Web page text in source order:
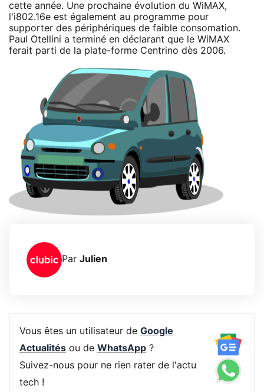
cette année. Une prochaine évolution du WiMAX,
l'i802.16e est également au programme pour
supporter des périphériques de faible consomation.
Paul Otellini a terminé en déclarant que le WiMAX
ferait parti de la plate-forme Centrino dès 2006.
Par Julien
Vous êtes un utilisateur de Google
Actualitésou de WhatsApp?
Suivez-nous pour ne rien rater de l'actu
tech !